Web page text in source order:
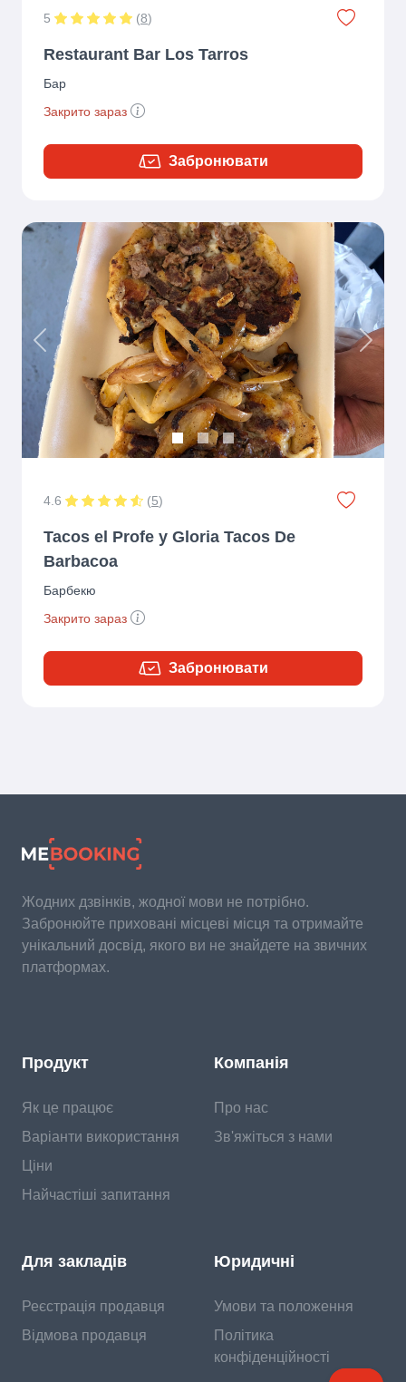
5 (8)
Restaurant Bar Los Tarros
Бар
Закрито зараз
Забронювати
Previous Next
4.6 (5)
Tacos el Profe y Gloria Tacos De
Barbacoa
Барбекю
Закрито зараз
Забронювати
Жодних дзвінків, жодної мови не потрібно.
Забронюйте приховані місцеві місця та отримайте
унікальний досвід, якого ви не знайдете на звичних
платформах.
Продукт
Як це працює
Варіанти використання
Ціни
Найчастіші запитання
Компанія
Про нас
Зв'яжіться з нами
Для закладів
Реєстрація продавця
Відмова продавця
Юридичні
Умови та положення
Політика
конфіденційності